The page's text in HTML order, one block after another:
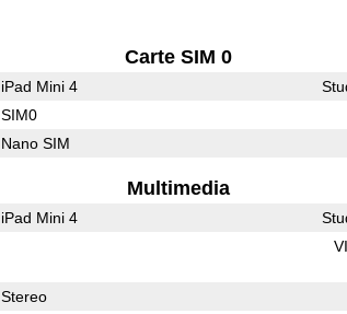
Carte SIM 0
iPad Mini 4
SIM0
Nano SIM
Multimedia
iPad Mini 4
Stereo